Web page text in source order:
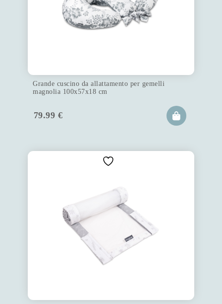
Grande cuscino da allattamento per gemelli
magnolia 100x57x18 cm
79.99 €